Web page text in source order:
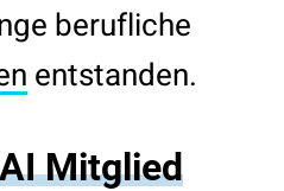
berufliche
entstanden.
Mitglied